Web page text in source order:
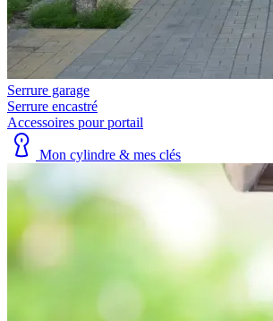
Serrure garage
Serrure encastré
Accessoires pour portail
Mon cylindre & mes clés